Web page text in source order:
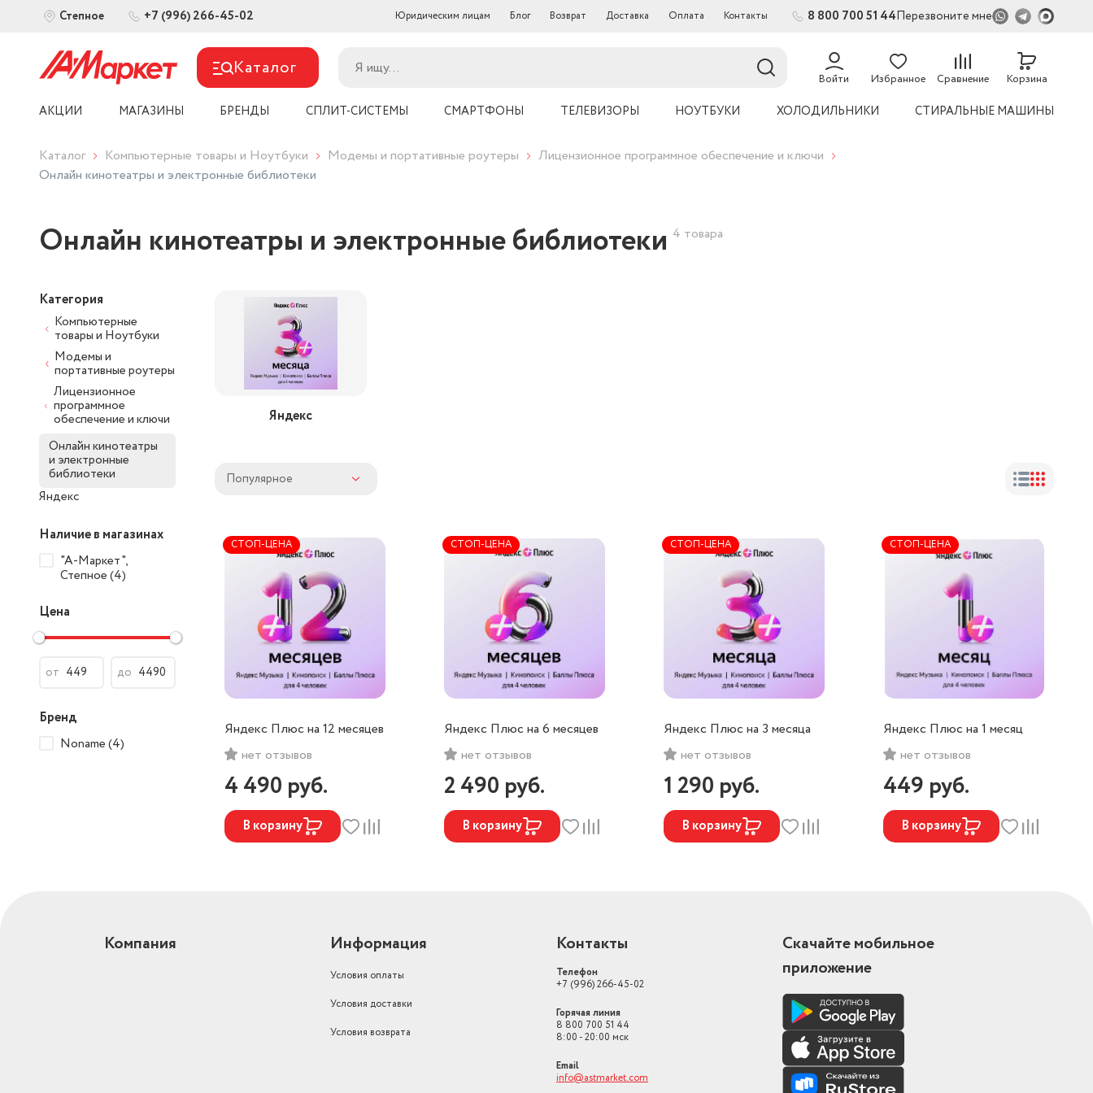
Степное +7 (996) 266-45-02 Юридическим лицам Блог Возврат Доставка Оплата Контакты 8 800 700 51 44Перезвоните мне
Каталог Войти Избранное Сравнение Корзина
АКЦИИ МАГАЗИНЫ БРЕНДЫ СПЛИТ-СИСТЕМЫ СМАРТФОНЫ ТЕЛЕВИЗОРЫ НОУТБУКИ ХОЛОДИЛЬНИКИ СТИРАЛЬНЫЕ МАШИНЫ
Каталог Компьютерные товары и Ноутбуки Модемы и портативные роутеры
Лицензионное программное обеспечение и ключи
Онлайн кинотеатры и электронные библиотеки
Онлайн кинотеатры и электронные библиотеки 4 товара
Категория
Компьютерные
товары и Ноутбуки
Модемы и
портативные роутеры
Лицензионное
программное
обеспечение и ключи
Онлайн кинотеатры
и электронные
библиотеки
Яндекс
Наличие в магазинах
"А-Маркет",
Степное (4)
Цена
от до
Бренд
Noname (4)
Яндекс
Популярное
Яндекс Плюс на 12 месяцев
нет отзывов
4 490 руб.
В корзину
СТОП-ЦЕНА
Яндекс Плюс на 6 месяцев
нет отзывов
2 490 руб.
В корзину
СТОП-ЦЕНА
Яндекс Плюс на 3 месяца
нет отзывов
1 290 руб.
В корзину
СТОП-ЦЕНА
Яндекс Плюс на 1 месяц
нет отзывов
449 руб.
В корзину
СТОП-ЦЕНА
Компания Информация
Условия оплаты
Условия доставки
Условия возврата
Контакты
Телефон
+7 (996) 266-45-02
Горячая линия
8 800 700 51 44
8:00 - 20:00 мск
Email
info@astmarket.com
Скачайте мобильное
приложение